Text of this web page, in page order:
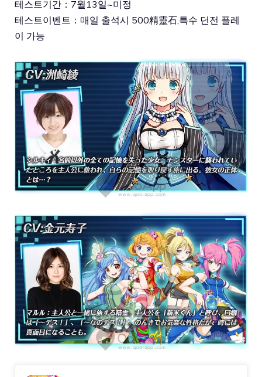
테스트기간：7월13일~미정
테스트이벤트：매일 출석시 500精靈石,특수 던전 플레
이 가능